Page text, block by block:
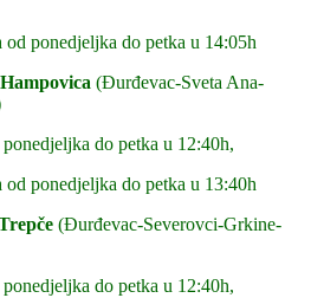
ponedjeljka do petka u 14:05h
(Đurđevac-Sveta Ana-
do petka u 12:40h,
ponedjeljka do petka u 13:40h
(Đurđevac-Severovci-Grkine-
do petka u 12:40h,